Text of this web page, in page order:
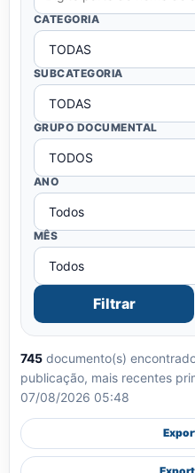
CATEGORIA
SUBCATEGORIA
GRUPO DOCUMENTAL
ANO
MÊS
Filtrar
745 documento(s)
publicação, mais recentes
07/08/2026 05:48